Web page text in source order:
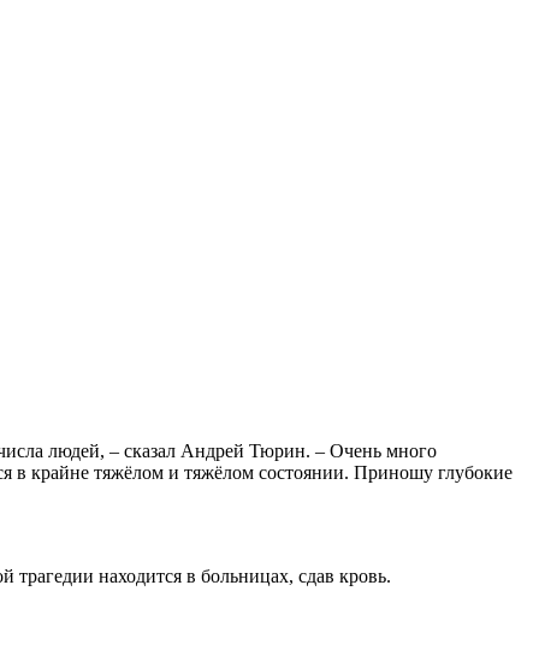
людей, – сказал Андрей Тюрин. – Очень много
в крайне тяжёлом и тяжёлом состоянии. Приношу глубокие
находится в больницах, сдав кровь.